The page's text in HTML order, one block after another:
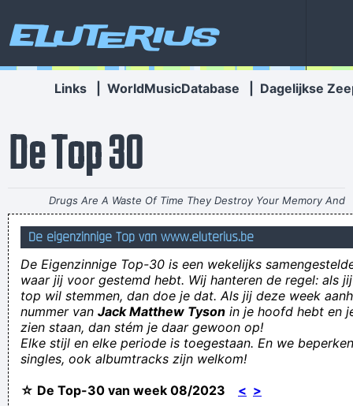
Eluterius
Links WorldMusicDatabase Dagelijkse
De Top 30
Drugs Are A Waste Of Time They Destroy Your Memory And
Your Self- Respect And Everything That Goes Along With With
Your Self Esteem~ Kurt Cobain
Aardgas Jaskas Kaskouskas Edgardgasjas Jaskansaskansjaskas
Er guckte, als hätte er in Köln Donner gehört
En goh allee ja weette? Dus ik heb eigenlijk zoiets van wa is
deeees, da is kweeniehoe stom of zo
Het trilt en het zingt, Rex Dildo
wie niet horen wil moet maar luisteren
De eigenzinnige Top van www.eluterius.be
De Eigenzinnige Top-30 is een wekelijks
waar jij voor gestemd hebt. Wij hanteren de regel: als
top wil stemmen, dan doe je dat. Als jij deze week
nummer van Jack Matthew Tyson in je hoofd hebt en
zien staan, dan stém je daar gewoon op!
Elke stijl en elke periode is toegestaan. En we
singles, ook albumtracks zijn welkom!
☆ De Top-30 van week 08/2023 < >